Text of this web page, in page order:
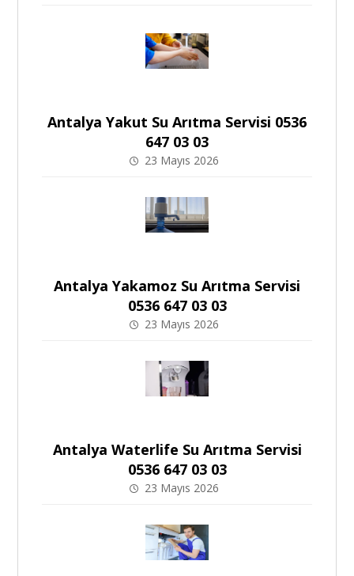
Antalya Yakut Su Arıtma Servisi 0536
647 03 03
23 Mayıs 2026
Antalya Yakamoz Su Arıtma Servisi
0536 647 03 03
23 Mayıs 2026
Antalya Waterlife Su Arıtma Servisi
0536 647 03 03
23 Mayıs 2026